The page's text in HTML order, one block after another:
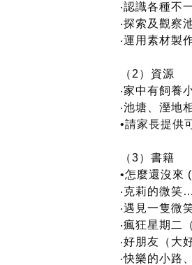
‧認識各種不
‧探索及觀察
‧運用素材製
（2）資源
‧家中有飼養
‧池塘、溼地
•請家長提供
（3）書籍
•怎麼還沒來
‧克莉的微笑
‧遇見一隻微
‧瘋狂星期二
‧好朋友（大
‧快樂的小路